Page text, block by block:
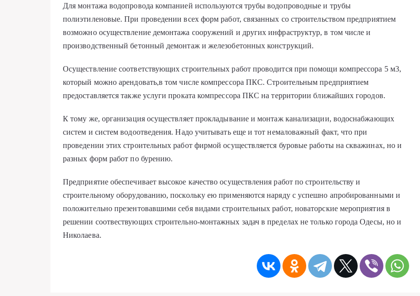
Для монтажа водопровода компанией используются трубы водопроводные и трубы
полиэтиленовые. При проведении всех форм работ, связанных со строительством предприятием
возможно осуществление демонтажа сооружений и других инфраструктур, в том числе и
производственный бетонный демонтаж и железобетонных конструкций.
Осуществление соответствующих строительных работ проводится при помощи компрессора 5 м3,
который можно арендовать,в том числе компрессора ПКС. Строительным предприятием
предоставляется также услуги проката компрессора ПКС на территории ближайших городов.
К тому же, организация осуществляет прокладывание и монтаж канализации, водоснабжающих
систем и систем водоотведения. Надо учитывать еще и тот немаловажный факт, что при
проведении этих строительных работ фирмой осуществляется буровые работы на скважинах, но и
разных форм работ по бурению.
Предприятие обеспечивает высокое качество осуществления работ по строительству и
строительному оборудованию, поскольку ею применяются наряду с успешно апробированными и
положительно презентовавшими себя видами строительных работ, новаторские мероприятия в
решении соотвествующих строительно-монтажных задач в пределах не только города Одесы, но и
Николаева.